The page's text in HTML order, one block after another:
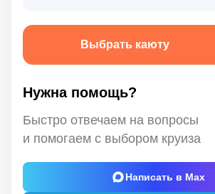
Выбрать каюту
Нужна помощь?
Быстро отвечаем на вопросы
и помогаем с выбором круиза
Написать в Max